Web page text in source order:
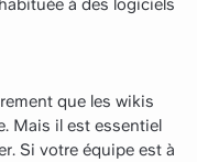
à des logiciels
que les wikis
Mais il est essentiel
Si votre équipe est à